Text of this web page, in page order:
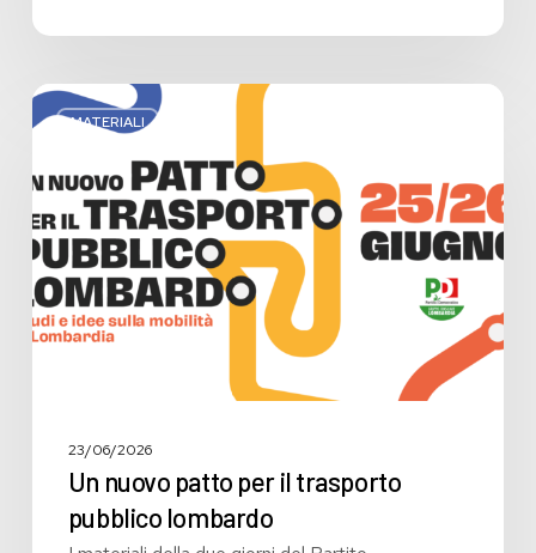
MATERIALI
Un
nuovo
per
trasporto
pubblico
lombardo
23/06/2026
Un nuovo patto per il trasporto
pubblico lombardo